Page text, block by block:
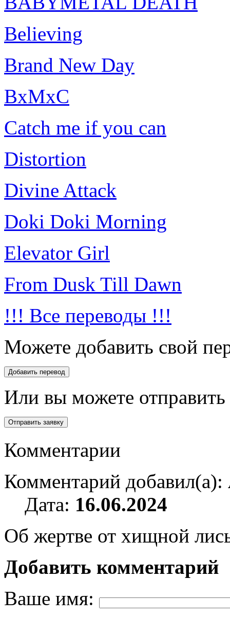
Believing
Brand New Day
BxMxC
Catch me if you can
Distortion
Divine Attack
Doki Doki Morning
Elevator Girl
From Dusk Till Dawn
!!! Все переводы !!!
Можете добавить свой
Или вы можете отправить
Комментарии
Комментарий добавил(а):
Дата: 16.06.2024
Об жертве от хищной
Добавить комментарий
Ваше имя: